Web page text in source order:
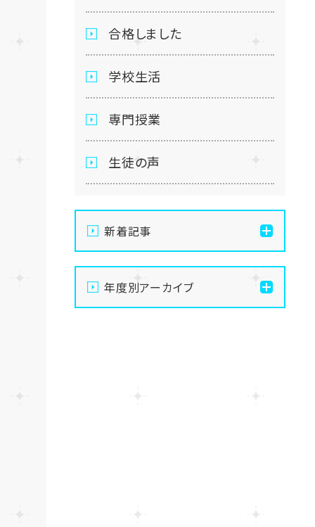
合格しました
学校生活
専門授業
生徒の声
新着記事
【熊本】8月9日（日）-16日
（日）夏季休業のお知らせ
年度別アーカイブ